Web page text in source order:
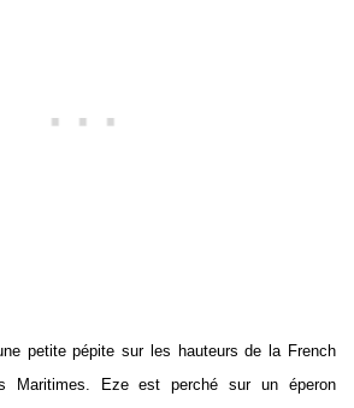
petite pépite sur les hauteurs de la French
Maritimes. Eze est perché sur un éperon